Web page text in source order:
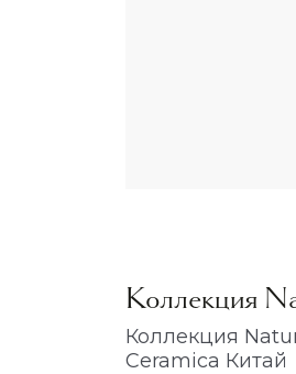
Коллекция
Коллекция
Ceramica Китай